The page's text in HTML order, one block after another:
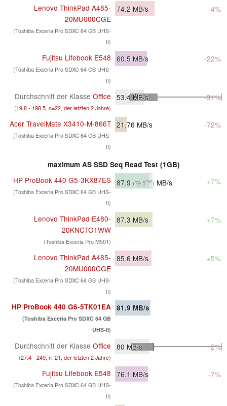
Lenovo ThinkPad A485-
20MU000CGE
(Toshiba Exceria Pro SDXC 64 GB UHS-
II)
74.2 MB/s -4%
Fujitsu Lifebook E548
(Toshiba Exceria Pro SDXC 64 GB UHS-
II)
60.5 MB/s -22%
Durchschnitt der Klasse Office
(19.8 - 198.5, n=22, der letzten 2 Jahre)
53.4 MB/s -31%
Acer TravelMate X3410-M-866T
(Toshiba Exceria Pro SDXC 64 GB UHS-
II)
21.76 MB/s -72%
maximum AS SSD Seq Read Test (1GB)
HP ProBook 440 G5-3KX87ES
(Toshiba Exceria Pro SDXC 64 GB UHS-
II)
87.9 (79.5min) MB/s +7%
Lenovo ThinkPad E480-
20KNCTO1WW
(Toshiba Exceria Pro M501)
87.3 MB/s +7%
Lenovo ThinkPad A485-
20MU000CGE
(Toshiba Exceria Pro SDXC 64 GB UHS-
II)
85.6 MB/s +5%
HP ProBook 440 G6-5TK01EA
(Toshiba Exceria Pro SDXC 64 GB
UHS-II)
81.9 MB/s
Durchschnitt der Klasse Office
(27.4 - 249, n=21, der letzten 2 Jahre)
80 MB/s -2%
Fujitsu Lifebook E548
(Toshiba Exceria Pro SDXC 64 GB UHS-
II)
76.1 MB/s -7%